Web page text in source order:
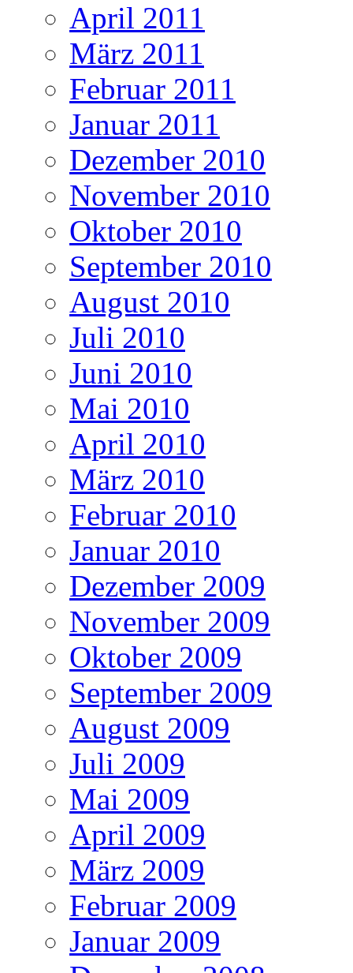
April 2011
März 2011
Februar 2011
Januar 2011
Dezember 2010
November 2010
Oktober 2010
September 2010
August 2010
Juli 2010
Juni 2010
Mai 2010
April 2010
März 2010
Februar 2010
Januar 2010
Dezember 2009
November 2009
Oktober 2009
September 2009
August 2009
Juli 2009
Mai 2009
April 2009
März 2009
Februar 2009
Januar 2009